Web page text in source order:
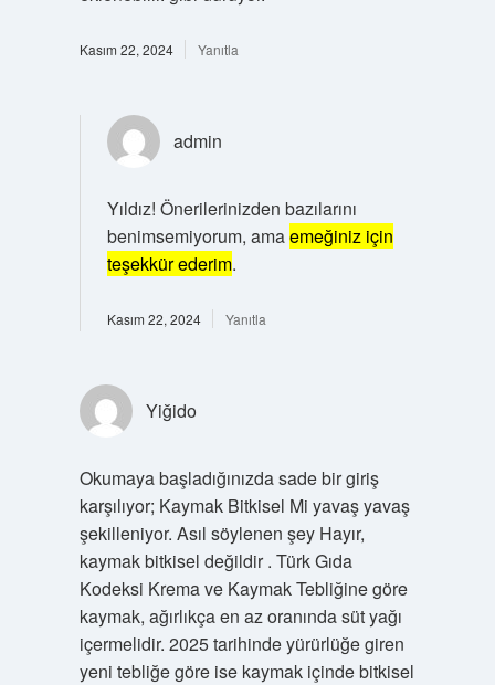
Kasım 22, 2024 Yanıtla
admin
Yıldız! Önerilerinizden bazılarını
benimsemiyorum, amaemeğiniz için
teşekkür ederim.
Kasım 22, 2024 Yanıtla
Yiğido
Okumaya başladığınızda sade bir giriş
karşılıyor; Kaymak Bitkisel Mi yavaş yavaş
şekilleniyor. Asıl söylenen şey Hayır,
kaymak bitkisel değildir . Türk Gıda
Kodeksi Krema ve Kaymak Tebliğine göre
kaymak, ağırlıkça en az oranında süt yağı
içermelidir. 2025 tarihinde yürürlüğe giren
yeni tebliğe göre ise kaymak içinde bitkisel